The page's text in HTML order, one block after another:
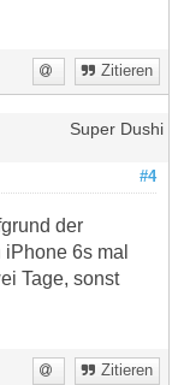
Zitieren
Super Dushi
#4
der
6s mal
Tage, sonst
Zitieren